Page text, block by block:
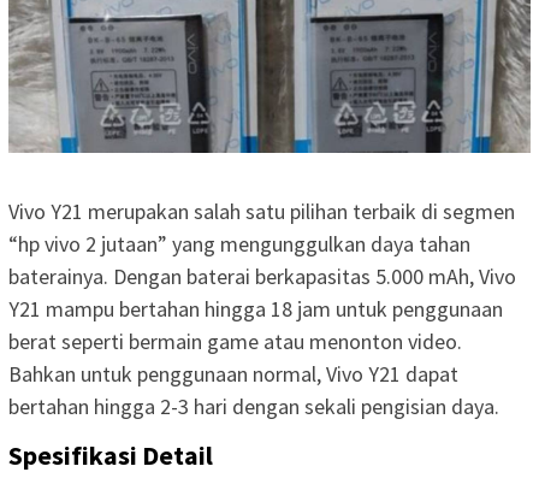
Vivo Y21 merupakan salah satu pilihan terbaik di segmen
“hp vivo 2 jutaan” yang mengunggulkan daya tahan
baterainya. Dengan baterai berkapasitas 5.000 mAh, Vivo
Y21 mampu bertahan hingga 18 jam untuk penggunaan
berat seperti bermain game atau menonton video.
Bahkan untuk penggunaan normal, Vivo Y21 dapat
bertahan hingga 2-3 hari dengan sekali pengisian daya.
Spesifikasi Detail